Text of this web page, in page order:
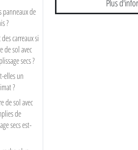
panneaux de
?
carreaux si
de sol avec
secs ?
elles un
?
de sol avec
de
secs est-
Plus